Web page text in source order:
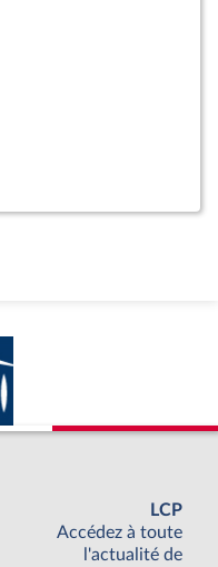
LCP
Accédez à toute
l'actualité de